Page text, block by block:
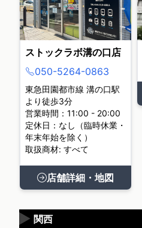
ストックラボ溝の口店
050-5264-0863
東急田園都市線 溝の口駅
より徒歩3分
営業時間：11:00 - 20:00
定休日：なし（臨時休業・
年末年始を除く）
取扱商材: すべて
店舗詳細・地図
関西
▶